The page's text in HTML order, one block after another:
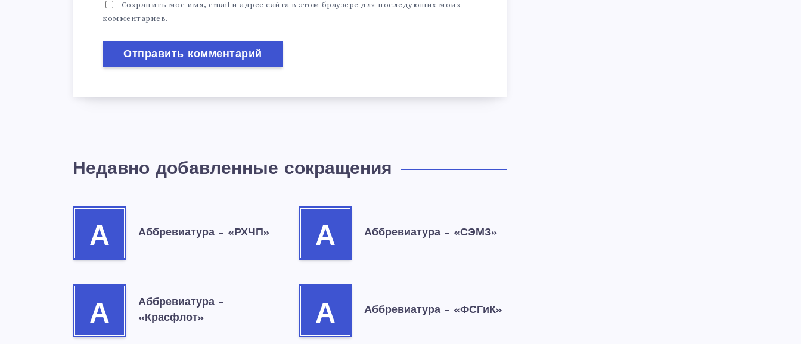
Сохранить моё имя, email и адрес сайта в этом браузере для последующих моих
комментариев.
Недавно добавленные сокращения
А Аббревиатура – «РХЧП» А Аббревиатура – «СЭМЗ»
А
Аббревиатура –
«Красфлот»
А Аббревиатура – «ФСГиК»